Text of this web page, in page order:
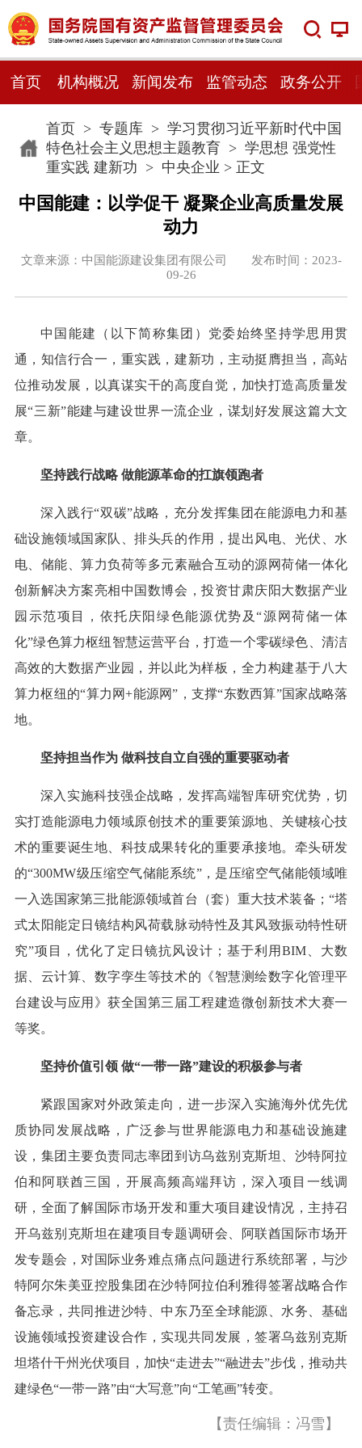
首页 机构概况 新闻发布 监管动态 政务公开
首页> 专题库> 学习贯彻习近平新时代中国
特色社会主义思想主题教育> 学思想 强党性
重实践 建新功 > 中央企业 > 正文
中国能建：以学促干 凝聚企业高质量发展
动力
文章来源：中国能源建设集团有限公司 发布时间：2023-
09-26
中国能建（以下简称集团）党委始终坚持学思用贯
通，知信行合一，重实践，建新功，主动挺膺担当，高站
位推动发展，以真谋实干的高度自觉，加快打造高质量发
展“三新”能建与建设世界一流企业，谋划好发展这篇大文
章。
坚持践行战略 做能源革命的扛旗领跑者
深入践行“双碳”战略，充分发挥集团在能源电力和基
础设施领域国家队、排头兵的作用，提出风电、光伏、水
电、储能、算力负荷等多元素融合互动的源网荷储一体化
创新解决方案亮相中国数博会，投资甘肃庆阳大数据产业
园示范项目，依托庆阳绿色能源优势及“源网荷储一体
化”绿色算力枢纽智慧运营平台，打造一个零碳绿色、清洁
高效的大数据产业园，并以此为样板，全力构建基于八大
算力枢纽的“算力网+能源网”，支撑“东数西算”国家战略落
地。
坚持担当作为 做科技自立自强的重要驱动者
深入实施科技强企战略，发挥高端智库研究优势，切
实打造能源电力领域原创技术的重要策源地、关键核心技
术的重要诞生地、科技成果转化的重要承接地。牵头研发
的“300MW级压缩空气储能系统”，是压缩空气储能领域唯
一入选国家第三批能源领域首台（套）重大技术装备；“塔
式太阳能定日镜结构风荷载脉动特性及其风致振动特性研
究”项目，优化了定日镜抗风设计；基于利用BIM、大数
据、云计算、数字孪生等技术的《智慧测绘数字化管理平
台建设与应用》获全国第三届工程建造微创新技术大赛一
等奖。
坚持价值引领 做“一带一路”建设的积极参与者
紧跟国家对外政策走向，进一步深入实施海外优先优
质协同发展战略，广泛参与世界能源电力和基础设施建
设，集团主要负责同志率团到访乌兹别克斯坦、沙特阿拉
伯和阿联酋三国，开展高频高端拜访，深入项目一线调
研，全面了解国际市场开发和重大项目建设情况，主持召
开乌兹别克斯坦在建项目专题调研会、阿联酋国际市场开
发专题会，对国际业务难点痛点问题进行系统部署，与沙
特阿尔朱美亚控股集团在沙特阿拉伯利雅得签署战略合作
备忘录，共同推进沙特、中东乃至全球能源、水务、基础
设施领域投资建设合作，实现共同发展，签署乌兹别克斯
坦塔什干州光伏项目，加快“走进去”“融进去”步伐，推动共
建绿色“一带一路”由“大写意”向“工笔画”转变。
【责任编辑：冯雪】